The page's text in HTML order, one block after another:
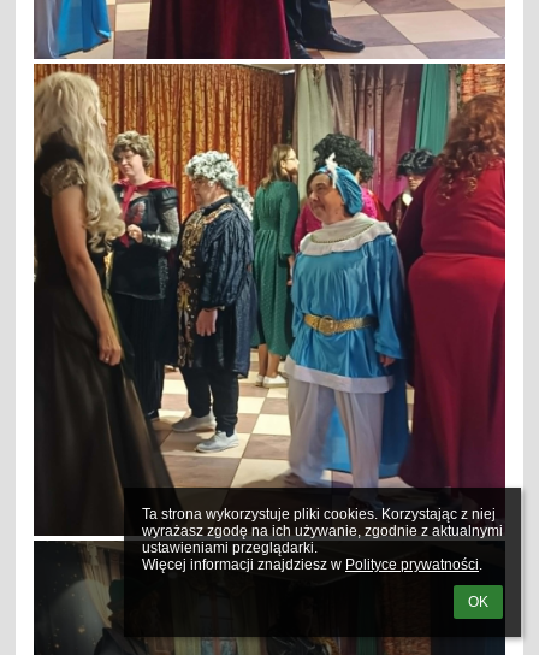
Ta strona wykorzystuje pliki cookies. Korzystając z niej
wyrażasz zgodę na ich używanie, zgodnie z aktualnymi
ustawieniami przeglądarki.
Więcej informacji znajdziesz w Polityce prywatności.
OK